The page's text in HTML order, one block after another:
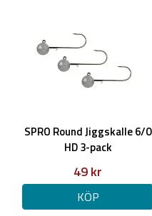
SPRO Round Jiggskalle 6/0
HD 3-pack
49 kr
KÖP